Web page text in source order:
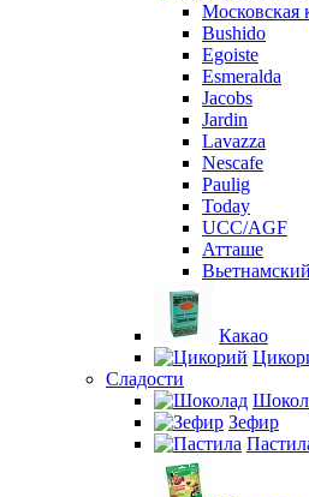
Московская
Bushido
Egoiste
Esmeralda
Jacobs
Jardin
Lavazza
Nescafe
Paulig
Today
UCC/AGF
Атташе
Вьетнамский
Какао
Сладости
Зефир